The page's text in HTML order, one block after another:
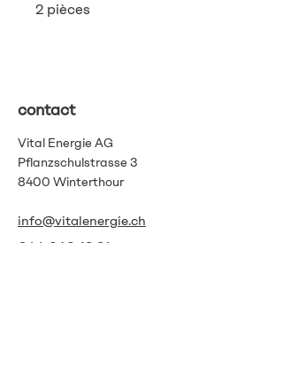
2 pièces
contact
Vital Energie AG
Pflanzschulstrasse 3
8400 Winterthour
info@vitalenergie.ch
044 363 12 21